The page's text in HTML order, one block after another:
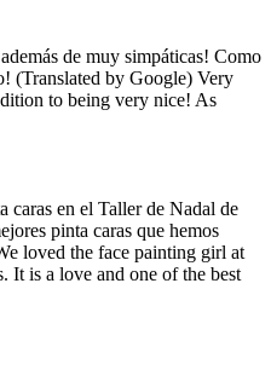
de muy simpáticas! Como
(Translated by Google) Very
to being very nice! As
caras en el Taller de Nadal de
pinta caras que hemos
loved the face painting girl at
It is a love and one of the best